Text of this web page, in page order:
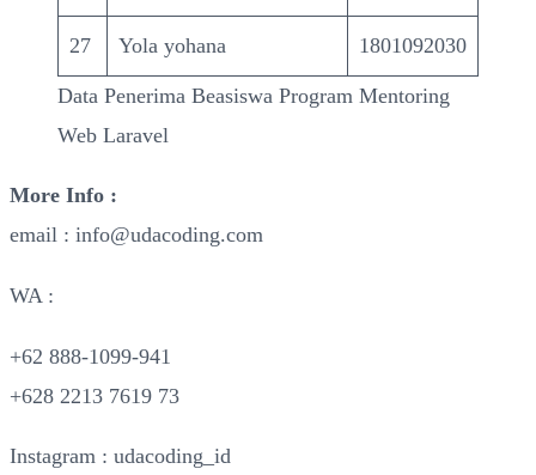
27 Yola yohana 1801092030
Data Penerima Beasiswa Program Mentoring
Web Laravel
More Info :
email : info@udacoding.com
WA :
+62 888-1099-941
+628 2213 7619 73
Instagram : udacoding_id